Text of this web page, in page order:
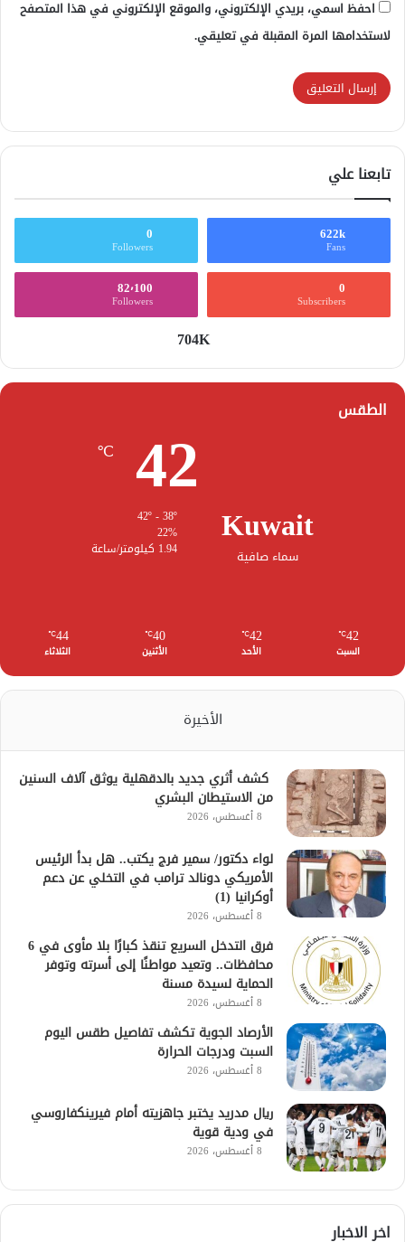
احفظ اسمي، بريدي الإلكتروني، والموقع الإلكتروني في هذا المتصفح
لاستخدامها المرة المقبلة في تعليقي.
تابعنا علي
622k
Fans
0
Followers
0
Subscribers
82٬100
Followers
704K
الطقس
Kuwait
سماء صافية
42
℃
22%
1.94 كيلومتر/ساعة
42
℃
السبت
42
℃
الأحد
40
℃
الأثنين
44
℃
الثلاثاء
الأخيرة
كشف أثري جديد بالدقهلية يوثق آلاف السنين
من الاستيطان البشري
8 أغسطس، 2026
لواء دكتور/ سمير فرج يكتب.. هل بدأ الرئيس
الأمريكي دونالد ترامب في التخلي عن دعم
أوكرانيا (1)
8 أغسطس، 2026
فرق التدخل السريع تنقذ كبارًا بلا مأوى في 6
محافظات.. وتعيد مواطنًا إلى أسرته وتوفر
الحماية لسيدة مسنة
8 أغسطس، 2026
الأرصاد الجوية تكشف تفاصيل طقس اليوم
السبت ودرجات الحرارة
8 أغسطس، 2026
ريال مدريد يختبر جاهزيته أمام فيرينكفاروسي
في ودية قوية
8 أغسطس، 2026
اخر الاخبار